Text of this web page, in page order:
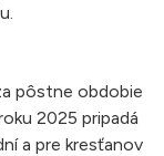
pôstne obdobie
2025 pripadá
a pre kresťanov